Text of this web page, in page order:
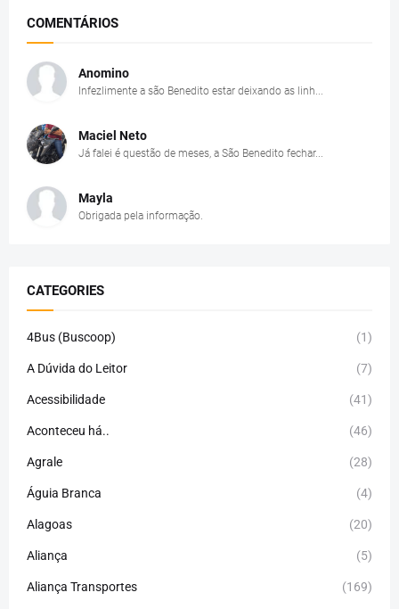
COMENTÁRIOS
Anomino
Infezlimente a são Benedito estar deixando as linh...
Maciel Neto
Já falei é questão de meses, a São Benedito fechar...
Mayla
Obrigada pela informação.
CATEGORIES
4Bus (Buscoop) (1)
A Dúvida do Leitor (7)
Acessibilidade (41)
Aconteceu há.. (46)
Agrale (28)
Águia Branca (4)
Alagoas (20)
Aliança (5)
Aliança Transportes (169)